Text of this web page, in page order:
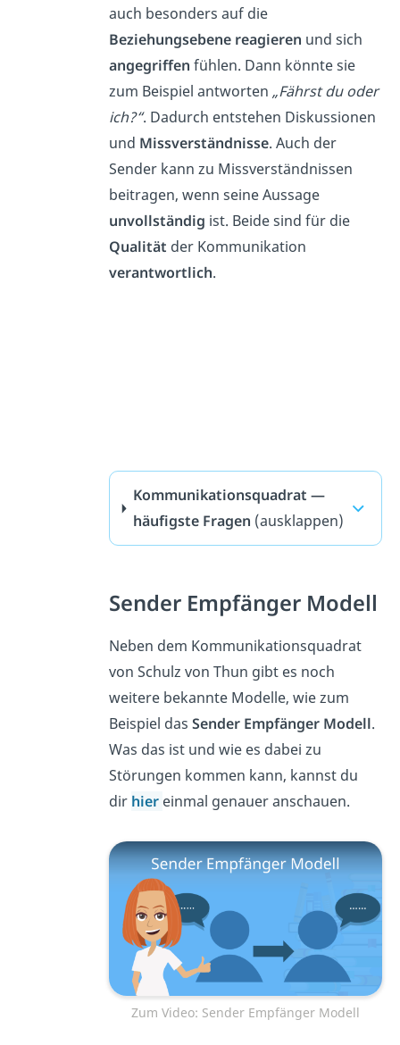
auch besonders auf die
Beziehungsebene reagieren und sich
angegriffen fühlen. Dann könnte sie
zum Beispiel antworten „Fährst du oder
ich?“. Dadurch entstehen Diskussionen
und Missverständnisse. Auch der
Sender kann zu Missverständnissen
beitragen, wenn seine Aussage
unvollständig ist. Beide sind für die
Qualität der Kommunikation
verantwortlich.
Kommunikationsquadrat —
häufigste Fragen (ausklappen)
Sender Empfänger Modell
Neben dem Kommunikationsquadrat
von Schulz von Thun gibt es noch
weitere bekannte Modelle, wie zum
Beispiel das Sender Empfänger Modell.
Was das ist und wie es dabei zu
Störungen kommen kann, kannst du
dir hier einmal genauer anschauen.
Zum Video: Sender Empfänger Modell